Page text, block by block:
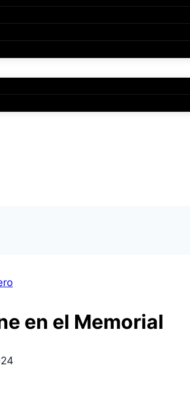
en el Memorial